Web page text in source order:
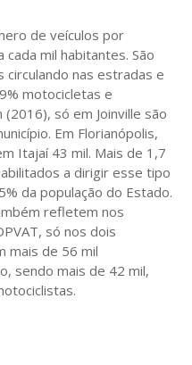
de veículos por
mil habitantes. São
circulando nas estradas e
motocicletas e
só em Joinville são
Em Florianópolis,
Itajaí 43 mil. Mais de 1,7
a dirigir esse tipo
da população do Estado.
refletem nos
só nos dois
mais de 56 mil
sendo mais de 42 mil,